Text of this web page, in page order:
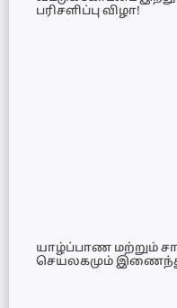
பரிசளிப்பு விழா!
யாழ்ப்பாண மற்றும்
செயலகமும்